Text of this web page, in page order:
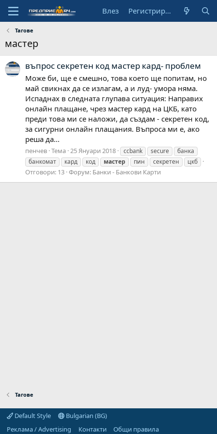
Влез Регистрирай се
Тагове
мастер
въпрос секретен код мастер кард- проблем
Може би, ще е смешно, това което ще попитам, но
май свикнах да се излагам, а и луд- умора няма.
Испаднах в следната глупава ситуация: Направих
онлайн плащане, чрез мастер кард на ЦКБ, като
преди това ми се наложи, да създам - секретен код,
за сигурни онлайн плащания. Въпроса ми е, ако
реша да...
пенчев Тема 25 Януари 2018 ccbank secure
банка
банкомат
кард код мастер пин секретен цкб
Отговори: 13 Форум: Банки - Банкови Карти
Тагове
Default Style
Bulgarian (BG)
Реклама / Advertising
Контакти
Общи правила